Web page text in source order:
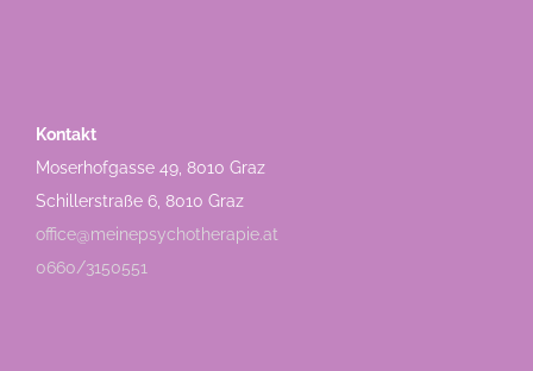
Kontakt
Moserhofgasse 49, 8010 Graz
Schillerstraße 6, 8010 Graz
office@meinepsychotherapie.at
0660/3150551